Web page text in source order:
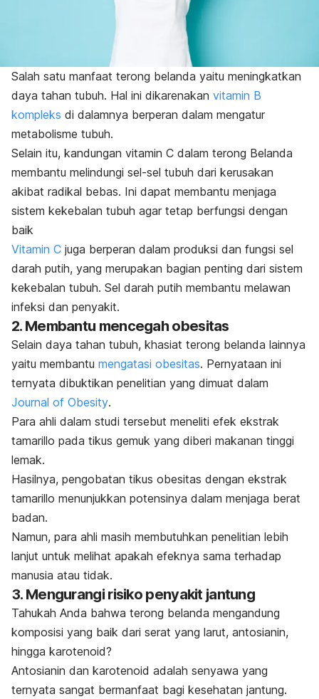
Salah satu manfaat terong belanda yaitu meningkatkan
daya tahan tubuh. Hal ini dikarenakan vitamin B
kompleks di dalamnya berperan dalam mengatur
metabolisme tubuh.
Selain itu, kandungan vitamin C dalam terong Belanda
membantu melindungi sel-sel tubuh dari kerusakan
akibat radikal bebas. Ini dapat membantu menjaga
sistem kekebalan tubuh agar tetap berfungsi dengan
baik
Vitamin C juga berperan dalam produksi dan fungsi sel
darah putih, yang merupakan bagian penting dari sistem
kekebalan tubuh. Sel darah putih membantu melawan
infeksi dan penyakit.
2. Membantu mencegah obesitas
Selain daya tahan tubuh, khasiat terong belanda lainnya
yaitu membantu mengatasi obesitas. Pernyataan ini
ternyata dibuktikan penelitian yang dimuat dalam
Journal of Obesity.
Para ahli dalam studi tersebut meneliti efek ekstrak
tamarillo pada tikus gemuk yang diberi makanan tinggi
lemak.
Hasilnya, pengobatan tikus obesitas dengan ekstrak
tamarillo menunjukkan potensinya dalam menjaga berat
badan.
Namun, para ahli masih membutuhkan penelitian lebih
lanjut untuk melihat apakah efeknya sama terhadap
manusia atau tidak.
3. Mengurangi risiko penyakit jantung
Tahukah Anda bahwa terong belanda mengandung
komposisi yang baik dari serat yang larut, antosianin,
hingga karotenoid?
Antosianin dan karotenoid adalah senyawa yang
ternyata sangat bermanfaat bagi kesehatan jantung.